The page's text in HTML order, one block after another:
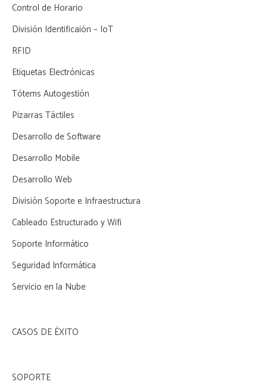
Control de Horario
División Identificaión – IoT
RFID
Etiquetas Electrónicas
Tótems Autogestión
Pizarras Táctiles
Desarrollo de Software
Desarrollo Mobile
Desarrollo Web
División Soporte e Infraestructura
Cableado Estructurado y Wifi
Soporte Informático
Seguridad Informática
Servicio en la Nube
CASOS DE ÉXITO
SOPORTE